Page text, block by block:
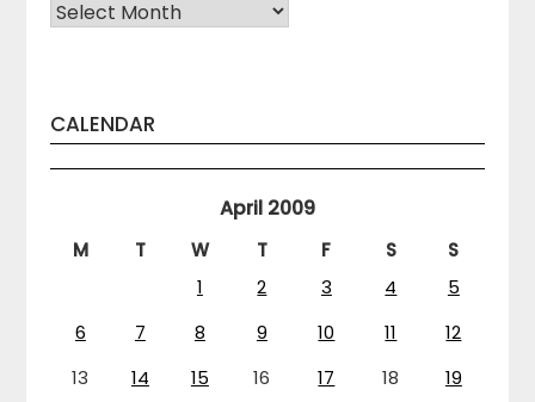
Arhiva
CALENDAR
April 2009
M T W T F S
S
1
2 3 4
5
6
7 8 9 10 11
12
13
14 15 16 17 18
19